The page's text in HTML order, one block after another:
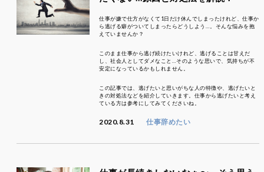
仕事が嫌で仕方がなくて1日だけ休んでしまったけれど、仕事か
ら逃げる癖がついてしまったらどうしよう…。そんな悩みを抱
えていませんか？
このまま仕事から逃げ続けたいけれど、逃げることは甘えだ
し、社会人としてダメなこと…そのような思いで、気持ちが不
安定になっているかもしれません。
この記事では、逃げたいと思いがちな人の特徴や、逃げたいと
きの対処法などを紹介していきます。仕事から逃げたいと考え
ている方は参考にしてみてくださいね。
2020.8.31 仕事辞めたい